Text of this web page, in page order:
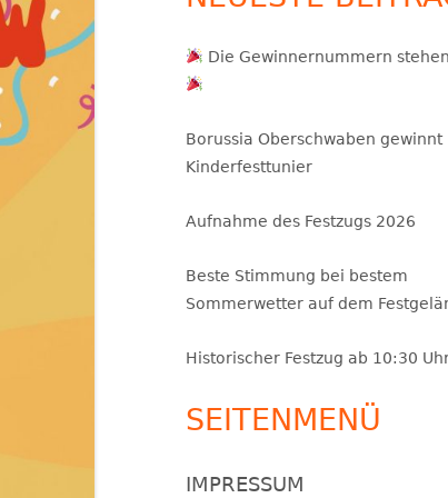
INTERNER BEREICH – ORGAPLAN
IMPRESSUM
Die Gewinnernummern
Borussia Oberschwaben gewinnt
Kinderfesttunier
Aufnahme des Festzugs 2026
Beste Stimmung bei bestem
Sommerwetter auf dem
Historischer Festzug ab 10:30
SEITENMENÜ
IMPRESSUM